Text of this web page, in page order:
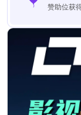
赞助位获